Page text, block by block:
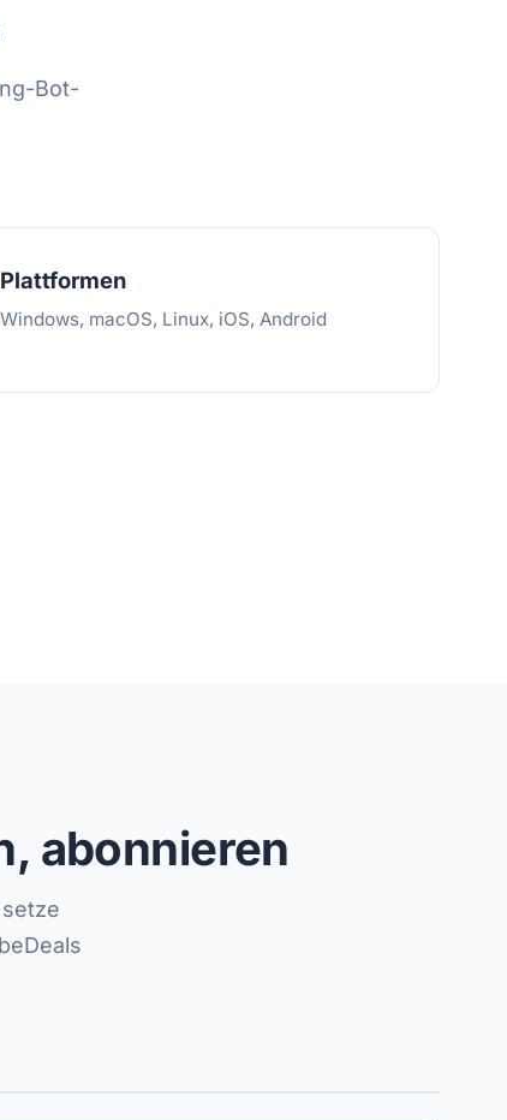
Bot-
Plattformen
Windows, macOS, Linux, iOS, Android
abonnieren